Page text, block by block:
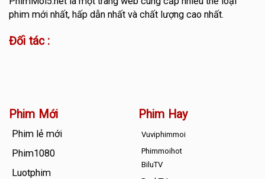
phim mới nhất, hấp dẫn nhất và chất lượng cao nhất.
Đối tác :
Phim Mới
Phim lẻ mới
Phim1080
Luotphim
Phim Hay
Vuviphimmoi
Phimmoihot
BiluTV